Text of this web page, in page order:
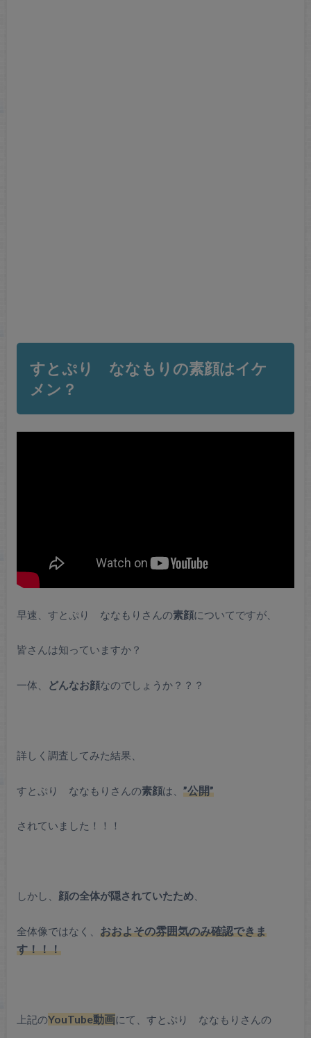
すとぷり ななもりの素顔はイケ
メン？
早速、すとぷり ななもりさんの素顔についてですが、
皆さんは知っていますか？
一体、 どんなお顔なのでしょうか？？？
詳しく調査してみた結果、
すとぷり ななもりさんの素顔は、 ”公開”
されていました！！！
しかし、 顔の全体が隠されていたため、
全体像ではなく、 おおよその雰囲気のみ確認できま
す！！！
上記のYouTube動画にて、すとぷり ななもりさんの